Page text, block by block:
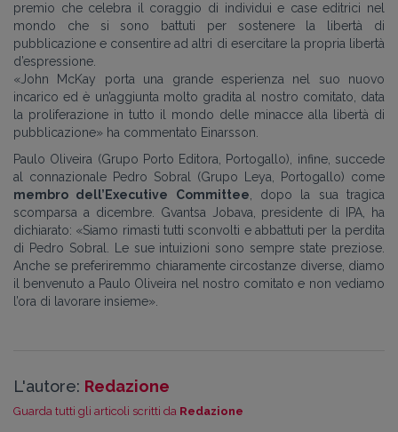
premio che celebra il coraggio di individui e case editrici nel
mondo che si sono battuti per sostenere la libertà di
pubblicazione e consentire ad altri di esercitare la propria libertà
d’espressione.
«John McKay porta una grande esperienza nel suo nuovo
incarico ed è un’aggiunta molto gradita al nostro comitato, data
la proliferazione in tutto il mondo delle minacce alla libertà di
pubblicazione» ha commentato Einarsson.
Paulo Oliveira (Grupo Porto Editora, Portogallo), infine, succede
al connazionale Pedro Sobral (Grupo Leya, Portogallo) come
membro dell’Executive Committee , dopo la sua tragica
scomparsa a dicembre. Gvantsa Jobava, presidente di IPA, ha
dichiarato: «Siamo rimasti tutti sconvolti e abbattuti per la perdita
di Pedro Sobral. Le sue intuizioni sono sempre state preziose.
Anche se preferiremmo chiaramente circostanze diverse, diamo
il benvenuto a Paulo Oliveira nel nostro comitato e non vediamo
l’ora di lavorare insieme».
L'autore: Redazione
Guarda tutti gli articoli scritti da Redazione